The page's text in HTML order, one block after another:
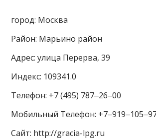
город: Москва
Район: Марьино район
Адрес: улица Перерва, 39
Индекс: 109341.0
Телефон: +7 (495) 787‒26‒00
Мобильный Телефон:
Сайт: http://gracia-lpg.ru